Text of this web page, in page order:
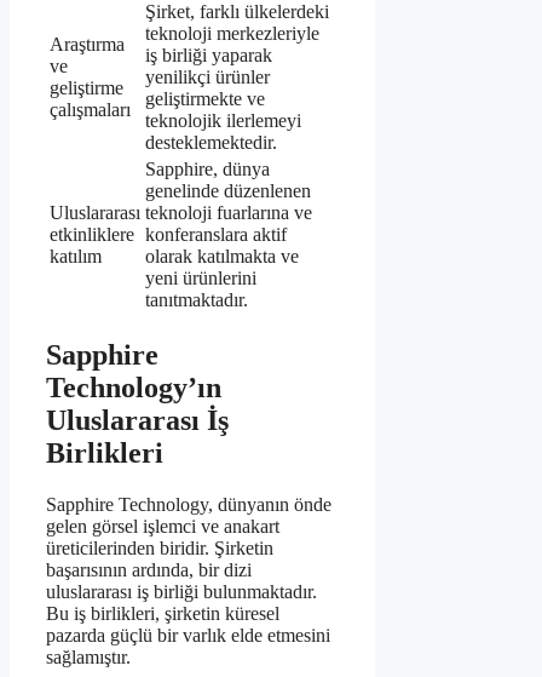
Araştırma
ve
geliştirme
çalışmaları
Şirket, farklı ülkelerdeki
teknoloji merkezleriyle
iş birliği yaparak
yenilikçi ürünler
geliştirmekte ve
teknolojik ilerlemeyi
desteklemektedir.
Uluslararası
etkinliklere
katılım
Sapphire, dünya
genelinde düzenlenen
teknoloji fuarlarına ve
konferanslara aktif
olarak katılmakta ve
yeni ürünlerini
tanıtmaktadır.
Sapphire
Technology’ın
Uluslararası İş
Birlikleri
Sapphire Technology, dünyanın önde
gelen görsel işlemci ve anakart
üreticilerinden biridir. Şirketin
başarısının ardında, bir dizi
uluslararası iş birliği bulunmaktadır.
Bu iş birlikleri, şirketin küresel
pazarda güçlü bir varlık elde etmesini
sağlamıştır.